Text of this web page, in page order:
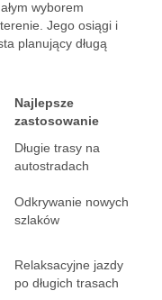
wyborem
Jego osiągi i
planujący długą
Najlepsze
zastosowanie
Długie trasy na
autostradach
Odkrywanie nowych
szlaków
Relaksacyjne jazdy
po długich trasach